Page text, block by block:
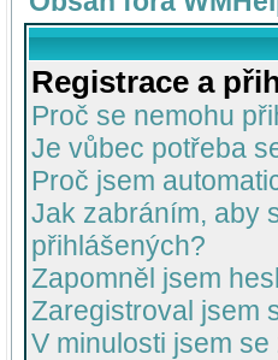
Registrace a
Proč se nemohu
Je vůbec potřeba
Proč jsem
Jak zabráním, aby
přihlášených?
Zapomněl jsem
Zaregistroval jsem
V minulosti jsem